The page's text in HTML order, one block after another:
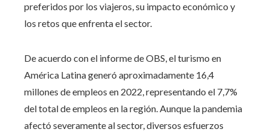
preferidos por los viajeros, su impacto económico y
los retos que enfrenta el sector.
De acuerdo con el informe de OBS, el turismo en
América Latina generó aproximadamente 16,4
millones de empleos en 2022, representando el 7,7%
del total de empleos en la región. Aunque la pandemia
afectó severamente al sector, diversos esfuerzos